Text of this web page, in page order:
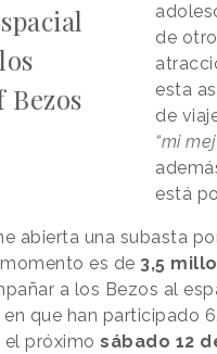
Bezos
de
esta
de
“mi
está
abierta una subasta
es de 3,5
a los Bezos al
que han participado
el próximo sábado 12